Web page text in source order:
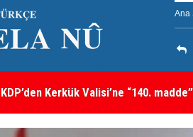
Ana
KDP’den Kerkük Valisi’ne “140.
Kerkük’te Kürt partilerden 7 maddelik